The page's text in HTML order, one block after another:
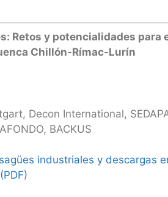
Retos y potencialidades para
Chillón-Rímac-Lurín
Decon International,
BACKUS
industriales y descargas